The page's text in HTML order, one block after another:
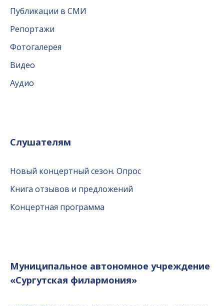
Публикации в СМИ
Репортажи
Фотогалерея
Видео
Аудио
Слушателям
Новый концертный сезон. Опрос
Книга отзывов и предложений
Концертная программа
Муниципальное автономное учреждение
«Сургутская филармония»